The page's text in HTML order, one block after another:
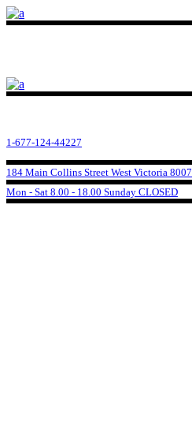
1-677-124-44227
184 Main Collins Street West Victoria 8007
Mon - Sat 8.00 - 18.00 Sunday CLOSED